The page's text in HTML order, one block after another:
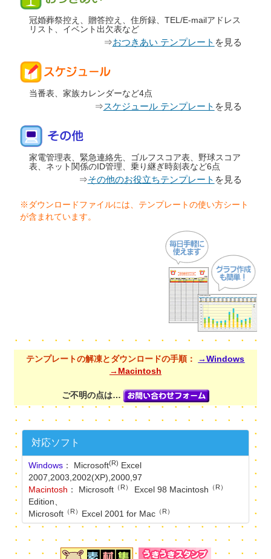
冠婚葬祭控え、贈答控え、住所録、TEL/E-mailアドレス
リスト、イベント出欠表など
⇒おつきあい テンプレート を見る
当番表、家族カレンダーなど4点
⇒スケジュール テンプレート を見る
家電管理表、緊急連絡先、ゴルフスコア表、野球スコア
表、ネット関係のID管理、乗り継ぎ時刻表など6点
⇒その他のお役立ちテンプレート を見る
※ダウンロードファイルには、テンプレートの使い方シート
が含まれています。
テンプレートの解凍とダウンロードの手順：
→Windows
→Macintosh
ご不明の点は…
対応ソフト
Windows： Microsoft(R) Excel
2007,2003,2002(XP),2000,97
Macintosh ： Microsoft（R） Excel 98 Macintosh （R）
Edition、
Microsoft（R） Excel 2001 for Mac （R）